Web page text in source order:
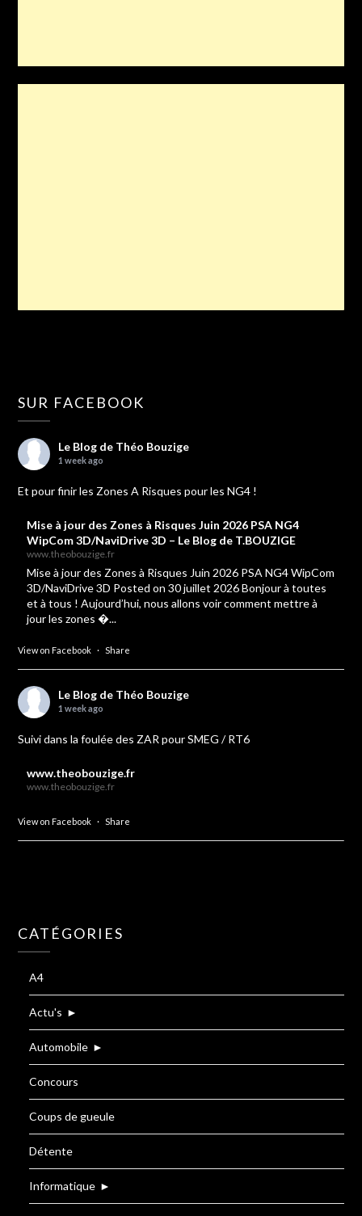
SUR FACEBOOK
Le Blog de Théo Bouzige
1 week ago
Et pour finir les Zones A Risques pour les NG4 !
Mise à jour des Zones à Risques Juin 2026 PSA NG4
WipCom 3D/NaviDrive 3D – Le Blog de T.BOUZIGE
www.theobouzige.fr
Mise à jour des Zones à Risques Juin 2026 PSA NG4 WipCom
3D/NaviDrive 3D Posted on 30 juillet 2026 Bonjour à toutes
et à tous ! Aujourd’hui, nous allons voir comment mettre à
jour les zones �...
View on Facebook · Share
Le Blog de Théo Bouzige
1 week ago
Suivi dans la foulée des ZAR pour SMEG / RT6
www.theobouzige.fr
www.theobouzige.fr
View on Facebook · Share
CATÉGORIES
A4
Actu's ►
Automobile ►
Concours
Coups de gueule
Détente
Informatique ►